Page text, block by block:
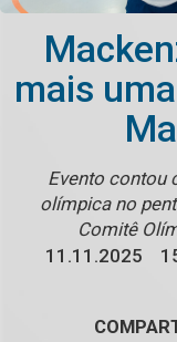
mais
Evento contou
olímpica no
Comitê
11.11.2025